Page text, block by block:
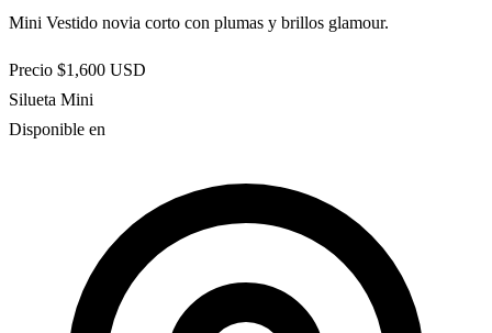
Mini Vestido novia corto con plumas y brillos glamour.
Precio $1,600 USD
Silueta Mini
Disponible en